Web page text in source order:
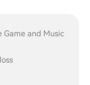
Game and Music